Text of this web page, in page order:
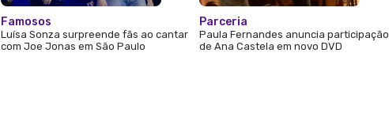
Famosos
Luísa Sonza surpreende fãs ao cantar
com Joe Jonas em São Paulo
Parceria
Paula Fernandes anuncia participação
de Ana Castela em novo DVD